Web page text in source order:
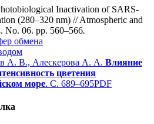
Inactivation of SARS-
(280–320 nm) // Atmospheric and
No. 06. pp. 560–566.
обмена
А. В., Алескерова А. А. Влияние
цветения
море. С. 689–695PDF